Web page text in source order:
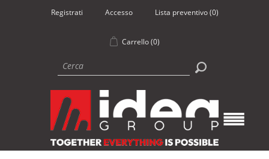
Registrati Accesso Lista preventivo (0)
Carrello (0)